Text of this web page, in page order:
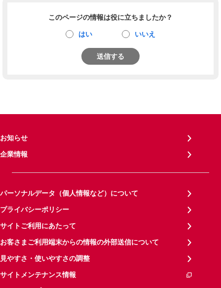
このページの情報は役に立ちましたか？
はい いいえ
送信する
お知らせ
企業情報
パーソナルデータ（個人情報など）について
プライバシーポリシー
サイトご利用にあたって
お客さまご利用端末からの情報の外部送信について
見やすさ・使いやすさの調整
サイトメンテナンス情報